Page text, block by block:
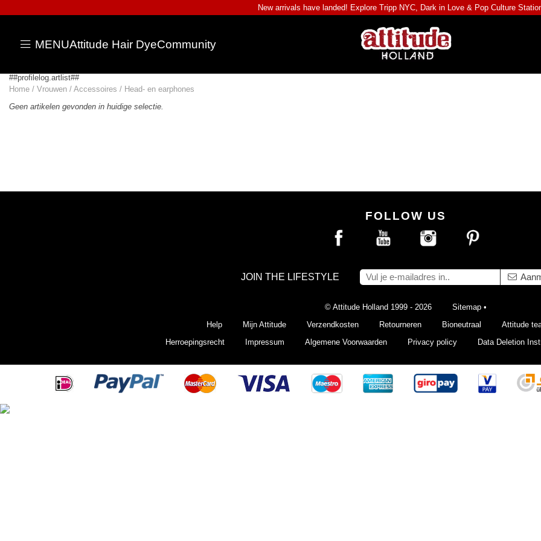
New arrivals have landed! Explore Tripp NYC, Dark in Love & Pop Culture
MENUAttitude Hair DyeCommunity
##profilelog.artlist##
Home / Vrouwen / Accessoires / Head- en earphones
Geen artikelen gevonden in huidige selectie.
FOLLOW US
JOIN THE LIFESTYLE
© Attitude Holland 1999 - 2026 Sitemap •
Help
Mijn Attitude Verzendkosten Retourneren Bioneutraal
Attitude
Herroepingsrecht
Impressum Algemene Voorwaarden Privacy policy Data Deletion